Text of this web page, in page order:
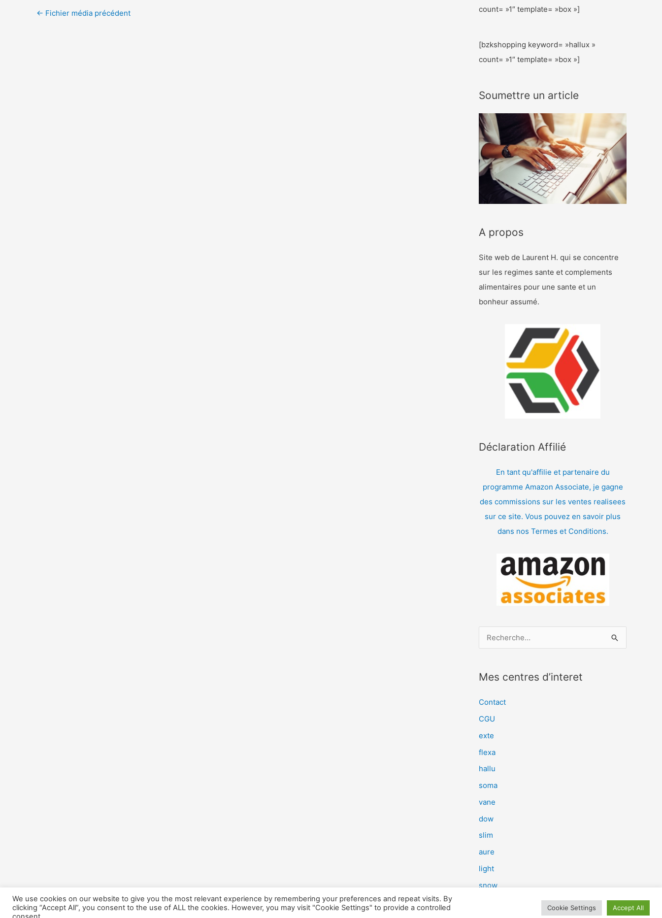
← Fichier média précédent
count= »1″ template= »box »]
[bzkshopping keyword= »hallux »
count= »1″ template= »box »]
Soumettre un article
A propos
Site web de Laurent H. qui se concentre
sur les regimes sante et complements
alimentaires pour une sante et un
bonheur assumé.
Déclaration Affilié
En tant qu'affilie et partenaire du
programme Amazon Associate, je gagne
des commissions sur les ventes realisees
sur ce site. Vous pouvez en savoir plus
dans nos Termes et Conditions.
e
e
r
:
Mes centres d’interet
Contact
CGU
exte
flexa
hallu
soma
vane
dow
slim
aure
light
snow
We use cookies on our website to give you the most relevant experience by remembering your preferences and repeat visits. By
clicking “Accept All”, you consent to the use of ALL the cookies. However, you may visit "Cookie Settings" to provide a controlled
Cookie Settings Accept All